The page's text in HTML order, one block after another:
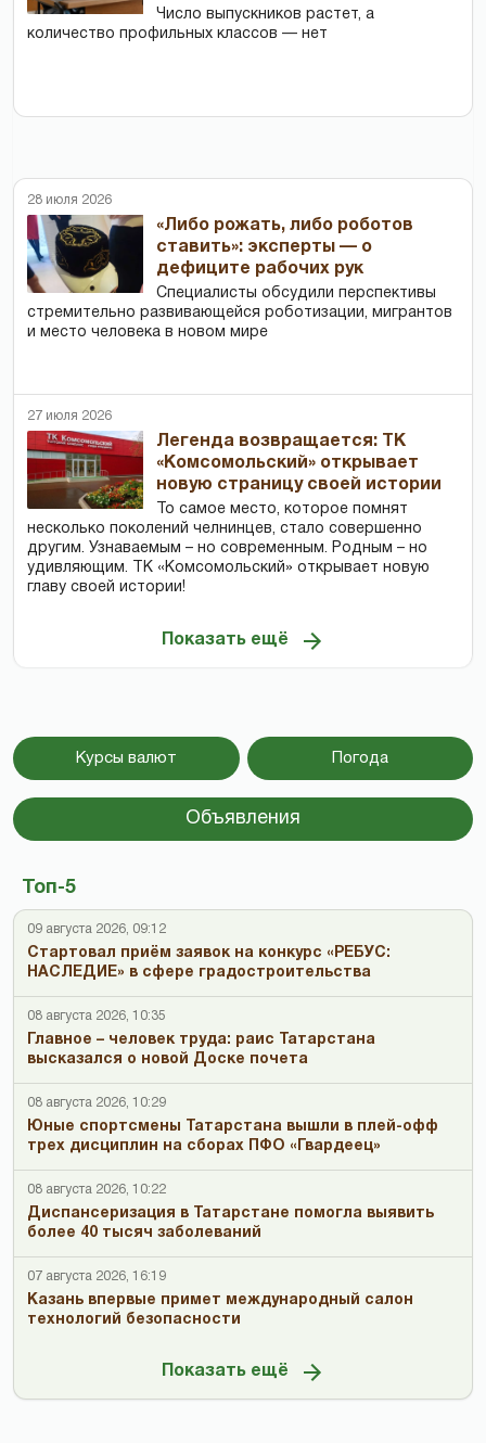
Число выпускников растет, а
количество профильных классов — нет
28 июля 2026
«Либо рожать, либо роботов
ставить»: эксперты — о
дефиците рабочих рук
Специалисты обсудили перспективы
стремительно развивающейся роботизации, мигрантов
и место человека в новом мире
27 июля 2026
Легенда возвращается: ТК
«Комсомольский» открывает
новую страницу своей истории
То самое место, которое помнят
несколько поколений челнинцев, стало совершенно
другим. Узнаваемым – но современным. Родным – но
удивляющим. ТК «Комсомольский» открывает новую
главу своей истории!
Показать ещё
Курсы валют Погода
Объявления
Топ-5
09 августа 2026, 09:12
Стартовал приём заявок на конкурс «РЕБУС:
НАСЛЕДИЕ» в сфере градостроительства
08 августа 2026, 10:35
Главное – человек труда: раис Татарстана
высказался о новой Доске почета
08 августа 2026, 10:29
Юные спортсмены Татарстана вышли в плей-офф
трех дисциплин на сборах ПФО «Гвардеец»
08 августа 2026, 10:22
Диспансеризация в Татарстане помогла выявить
более 40 тысяч заболеваний
07 августа 2026, 16:19
Казань впервые примет международный салон
технологий безопасности
Показать ещё